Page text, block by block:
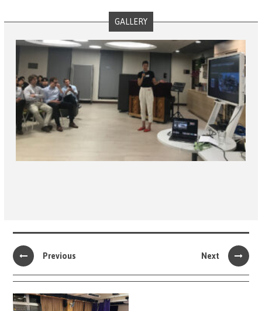
GALLERY
Previous Next